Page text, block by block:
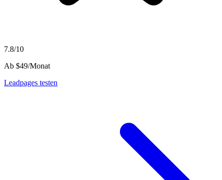
7.8/10
Ab $49/Monat
Leadpages testen